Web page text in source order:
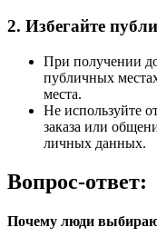
2. Избегайте
При получении
публичных
места.
Не используйте
заказа или
личных данных.
Вопрос-ответ:
Почему люди